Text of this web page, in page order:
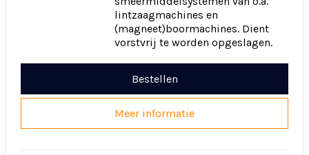
lintzaagmachines en
(magneet)boormachines. Dient
vorstvrij te worden opgeslagen.
Bestellen
Meer informatie